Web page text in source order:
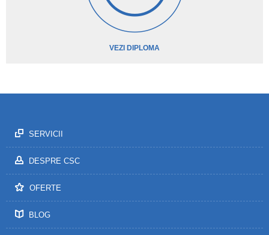
VEZI DIPLOMA
SERVICII
DESPRE CSC
OFERTE
BLOG